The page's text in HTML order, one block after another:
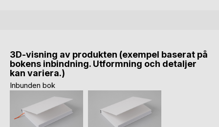
3D-visning av produkten (exempel baserat på
bokens inbindning. Utformning och detaljer
kan variera.)
Inbunden bok